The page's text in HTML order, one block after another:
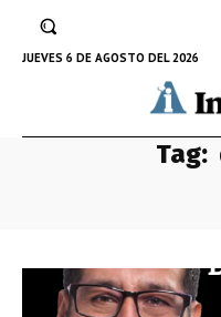
JUEVES 6 DE AGOSTO DEL 2026
Tag: